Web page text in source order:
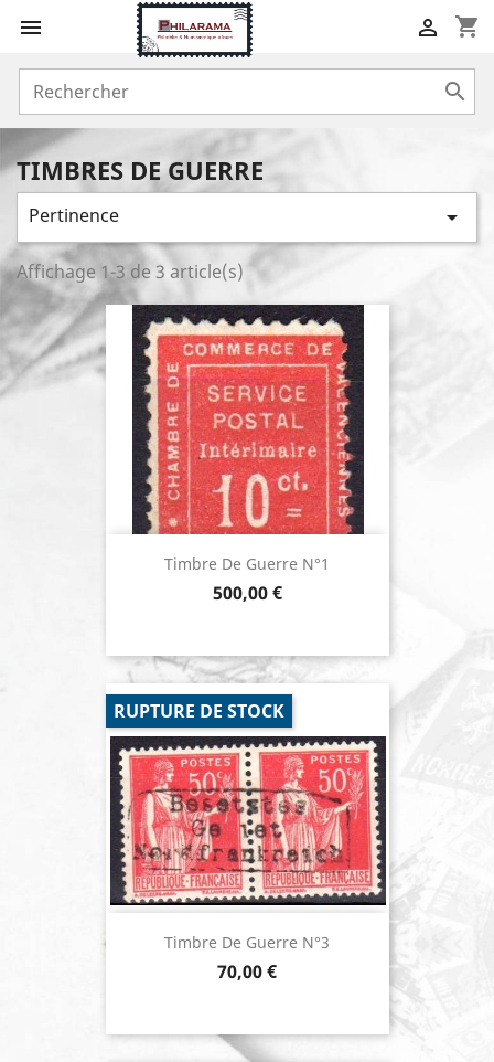
 shopping_cart


TIMBRES DE GUERRE
Pertinence 
Affichage 1-3 de 3 article(s)
Timbre De Guerre N°1
Prix
500,00 €
Timbre De Guerre N°3
Prix
70,00 €
RUPTURE DE STOCK